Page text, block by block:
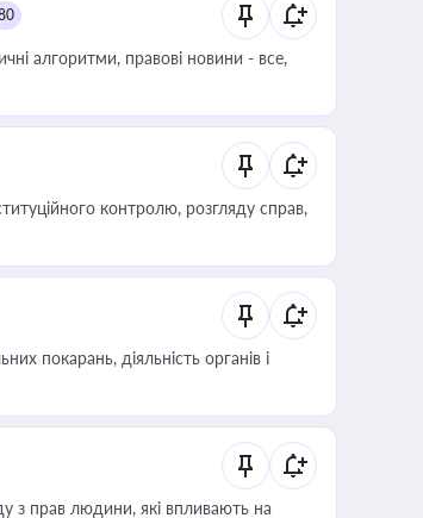
алгоритми, правові новини - все,
контролю, розгляду справ,
покарань, діяльність органів і
з прав людини, які впливають на